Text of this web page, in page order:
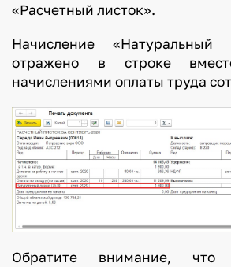
«Расчетный листок».
Начисление «Натуральный
отражено в строке
начислениями оплаты труда
Обратите внимание,